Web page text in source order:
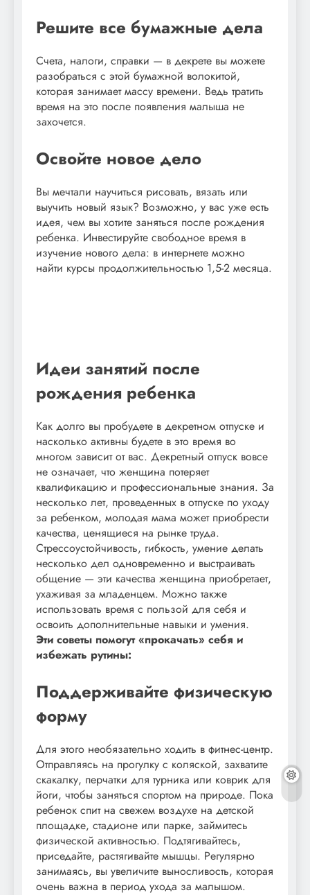
Решите все бумажные дела
Счета, налоги, справки — в декрете вы можете
разобраться с этой бумажной волокитой,
которая занимает массу времени. Ведь тратить
время на это после появления малыша не
захочется.
Освойте новое дело
Вы мечтали научиться рисовать, вязать или
выучить новый язык? Возможно, у вас уже есть
идея, чем вы хотите заняться после рождения
ребенка. Инвестируйте свободное время в
изучение нового дела: в интернете можно
найти курсы продолжительностью 1,5-2 месяца.
Идеи занятий после
рождения ребенка
Как долго вы пробудете в декретном отпуске и
насколько активны будете в это время во
многом зависит от вас. Декретный отпуск вовсе
не означает, что женщина потеряет
квалификацию и профессиональные знания. За
несколько лет, проведенных в отпуске по уходу
за ребенком, молодая мама может приобрести
качества, ценящиеся на рынке труда.
Стрессоустойчивость, гибкость, умение делать
несколько дел одновременно и выстраивать
общение — эти качества женщина приобретает,
ухаживая за младенцем. Можно также
использовать время с пользой для себя и
освоить дополнительные навыки и умения.
Эти советы помогут «прокачать» себя и
избежать рутины:
Поддерживайте физическую
форму
Для этого необязательно ходить в фитнес-центр.
Отправляясь на прогулку с коляской, захватите
скакалку, перчатки для турника или коврик для
йоги, чтобы заняться спортом на природе. Пока
ребенок спит на свежем воздухе на детской
площадке, стадионе или парке, займитесь
физической активностью. Подтягивайтесь,
приседайте, растягивайте мышцы. Регулярно
занимаясь, вы увеличите выносливость, которая
очень важна в период ухода за малышом.